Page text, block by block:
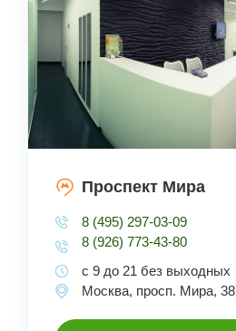
Проспект Мира
8 (495) 297-03-09
8 (926) 773-43-80
с 9 до 21 без выходных
Москва, просп. Мира, 38